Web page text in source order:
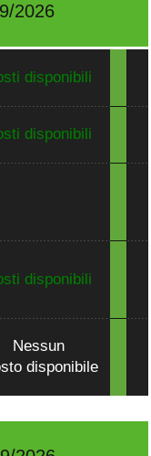
2026
disponibili
disponibili
disponibili
Nessun
disponibile